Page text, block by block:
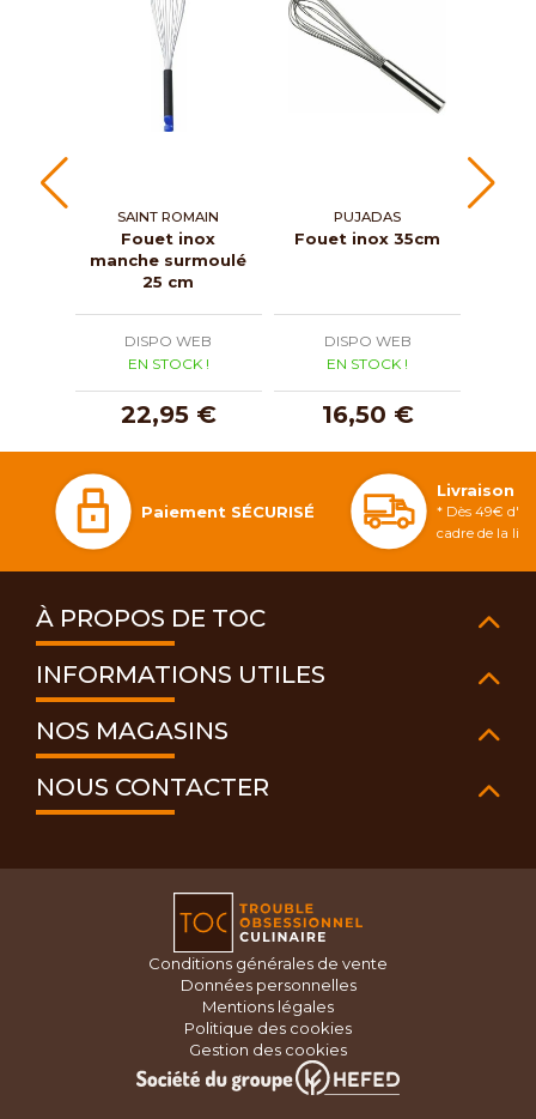
SAINT ROMAIN
Fouet inox
manche surmoulé
25 cm
DISPO WEB
EN STOCK !
22,95 €
PUJADAS
Fouet inox 35cm
DISPO WEB
EN STOCK !
16,50 €
Paiement SÉCURISÉ
Livraison
* Dès 49€
cadre de la
À PROPOS DE TOC
INFORMATIONS UTILES
NOS MAGASINS
NOUS CONTACTER
Conditions générales de vente
Données personnelles
Mentions légales
Politique des cookies
Gestion des cookies